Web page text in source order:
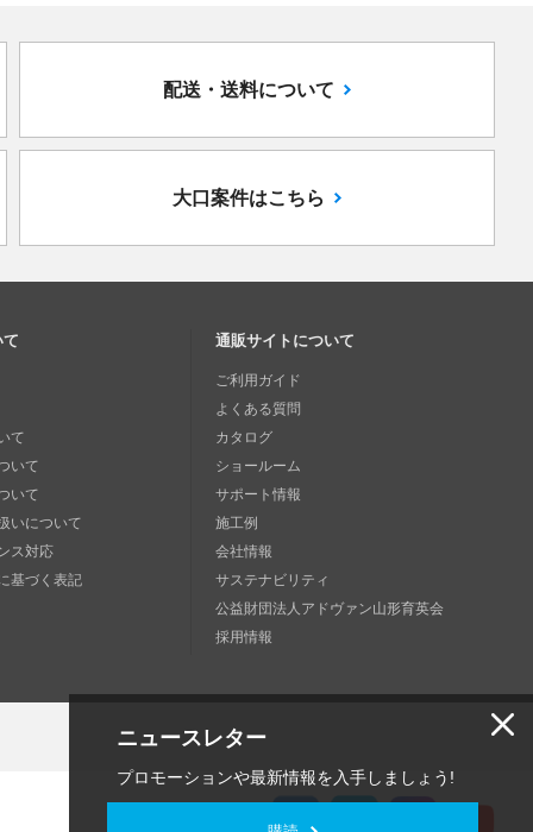
ニュースレター
プロモーションや最新情報を入手しましょう!
配送・送料について
大口案件はこちら
て
いて
いて
いについて
ス対応
基づく表記
通販サイトについて
ご利用ガイド
よくある質問
カタログ
ショールーム
サポート情報
施工例
会社情報
サステナビリティ
公益財団法人アドヴァン山形育英会
採用情報